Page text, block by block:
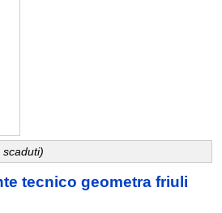
tecnico geometra friuli